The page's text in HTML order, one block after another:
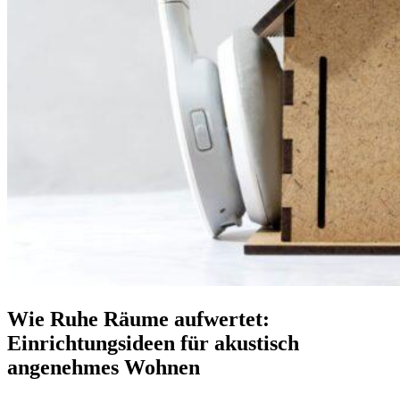
Wie Ruhe Räume aufwertet:
Einrichtungsideen für akustisch
angenehmes Wohnen